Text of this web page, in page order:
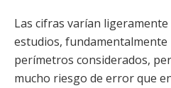
Las cifras varían
estudios, fundamentalmente
perímetros considerados,
mucho riesgo de error que